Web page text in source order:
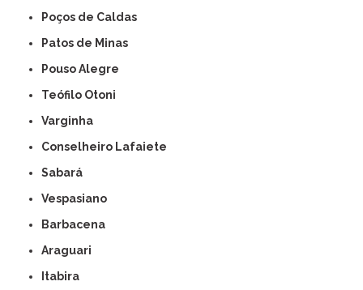
Poços de Caldas
Patos de Minas
Pouso Alegre
Teófilo Otoni
Varginha
Conselheiro Lafaiete
Sabará
Vespasiano
Barbacena
Araguari
Itabira